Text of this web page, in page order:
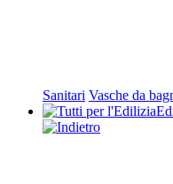
Sanitari Vasche da